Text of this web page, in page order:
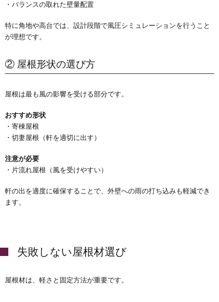
・バランスの取れた壁量配置
特に角地や高台では、設計段階で風圧シミュレーションを行うこと
が理想です。
② 屋根形状の選び方
屋根は最も風の影響を受ける部分です。
おすすめ形状
・寄棟屋根
・切妻屋根（軒を適切に出す）
注意が必要
・片流れ屋根（風を受けやすい）
軒の出を適度に確保することで、外壁への雨の打ち込みも軽減でき
ます。
失敗しない屋根材選び
屋根材は、軽さと固定方法が重要です。